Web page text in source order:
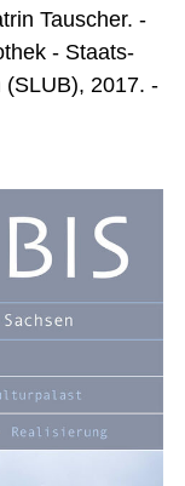
Tauscher. -
- Staats-
(SLUB), 2017. -